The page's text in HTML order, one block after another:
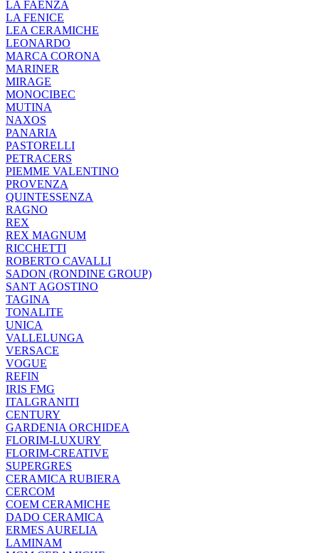
LA FAENZA
LA FENICE
LEA CERAMICHE
LEONARDO
MARCA CORONA
MARINER
MIRAGE
MONOCIBEC
MUTINA
NAXOS
PANARIA
PASTORELLI
PETRACERS
PIEMME VALENTINO
PROVENZA
QUINTESSENZA
RAGNO
REX
REX MAGNUM
RICCHETTI
ROBERTO CAVALLI
SADON (RONDINE GROUP)
SANT AGOSTINO
TAGINA
TONALITE
UNICA
VALLELUNGA
VERSACE
VOGUE
REFIN
IRIS FMG
ITALGRANITI
CENTURY
GARDENIA ORCHIDEA
FLORIM-LUXURY
FLORIM-CREATIVE
SUPERGRES
CERAMICA RUBIERA
CERCOM
COEM CERAMICHE
DADO CERAMICA
ERMES AURELIA
LAMINAM